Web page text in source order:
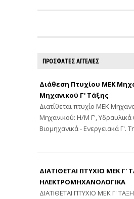
ΠΡΟΣΦΑΤΕΣ ΑΓΓΕΛΙΕΣ
Διάθεση Πτυχίου ΜΕΚ
Μηχανικού Γ' Τάξης
Διατίθεται πτυχίο ΜΕΚ
Μηχανικού: Η/Μ Γ', Υδραυλικά
Βιομηχανικά - Ενεργειακά Γ'.
ΔΙΑΤΙΘΕΤΑΙ ΠΤΥΧΙΟ ΜΕΚ Γ'
ΗΛΕΚΤΡΟΜΗΧΑΝΟΛΟΓΙΚΑ
ΔΙΑΤΙΘΕΤΑΙ ΠΤΥΧΙΟ ΜΕΚ Γ'